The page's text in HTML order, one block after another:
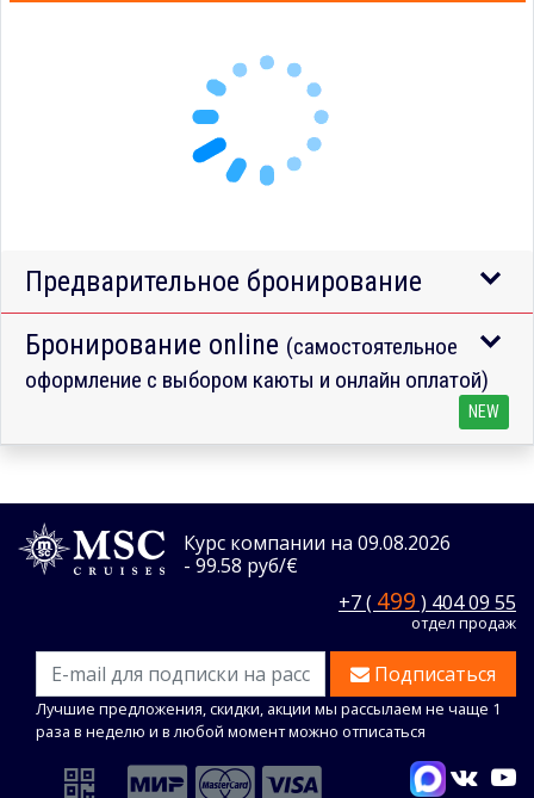
Предварительное бронирование
Бронирование online (самостоятельное
оформление с выбором каюты и онлайн оплатой)
NEW
Курс компании на 09.08.2026
- 99.58 руб/€
+7 ( 499 ) 404 09 55
отдел продаж
Подписаться
Лучшие предложения, скидки, акции мы рассылаем не чаще 1
раза в неделю и в любой момент можно отписаться